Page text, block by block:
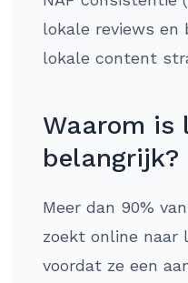
lokale reviews en
lokale content
Waarom is
belangrijk?
Meer dan 90%
zoekt online naar
voordat ze een